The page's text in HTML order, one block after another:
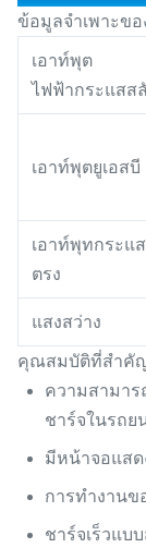
ข้อมูลจำเพาะขอ
เอาท์พุต
ไฟฟ้ากระแสส
เอาท์พุตยูเอสบี
เอาท์พุทกระแส
ตรง
แสงสว่าง
คุณสมบัติที่สำคั
ความสามาร
ชาร์จในรถย
มีหน้าจอแสด
การทำงานข
ชาร์จเร็วแบ